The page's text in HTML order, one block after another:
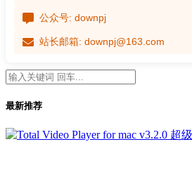
公众号: downpj
站长邮箱: downpj@163.com
最新推荐